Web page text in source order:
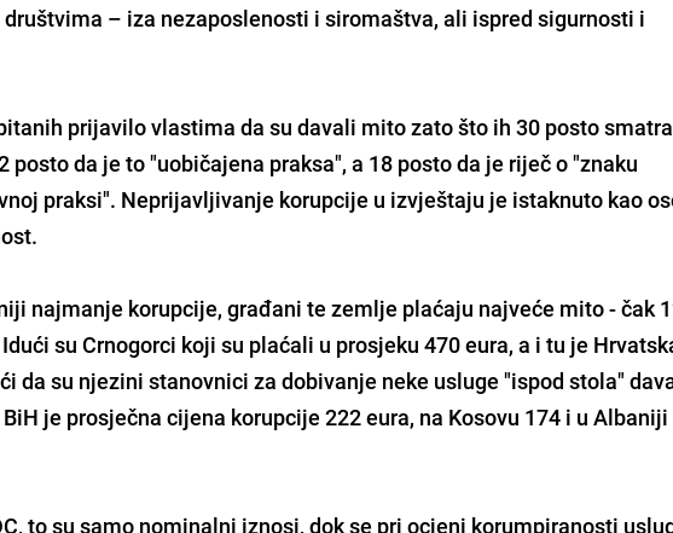
– iza nezaposlenosti i siromaštva, ali ispred sigurnosti i
prijavilo vlastima da su davali mito zato što ih 30 posto
posto da je to "uobičajena praksa", a 18 posto da je riječ o "znaku
praksi". Neprijavljivanje korupcije u izvještaju je istaknuto kao
najmanje korupcije, građani te zemlje plaćaju najveće mito - čak
su Crnogorci koji su plaćali u prosjeku 470 eura, a i tu je
da su njezini stanovnici za dobivanje neke usluge "ispod stola"
je prosječna cijena korupcije 222 eura, na Kosovu 174 i u
to su samo nominalni iznosi, dok se pri ocjeni korumpiranosti